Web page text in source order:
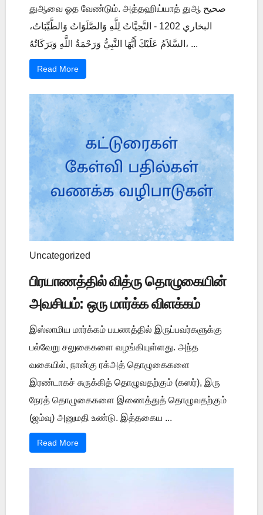
துஆவை ஓத வேண்டும். அத்தஹிய்யாத் துஆ صحيح
البخاري 1202 - التَّحِيَّاتُ لِلَّهِ وَالصَّلَوَاتُ وَالطَّيِّبَاتُ،
السَّلاَمُ عَلَيْكَ أَيُّهَا النَّبِيُّ وَرَحْمَةُ اللَّهِ وَبَرَكَاتُهُ، ...
Read More
Uncategorized
பிரயாணத்தில் வித்ரு தொழுகையின்
அவசியம்: ஒரு மார்க்க விளக்கம்
இஸ்லாமிய மார்க்கம் பயணத்தில் இருப்பவர்களுக்கு
பல்வேறு சலுகைகளை வழங்கியுள்ளது. அந்த
வகையில், நான்கு ரக்அத் தொழுகைகளை
இரண்டாகச் சுருக்கித் தொழுவதற்கும் (கஸர்), இரு
நேரத் தொழுகைகளை இணைத்துத் தொழுவதற்கும்
(ஜம்வு) அனுமதி உண்டு. இத்தகைய ...
Read More